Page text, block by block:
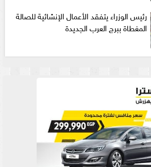
رئيس الوزراء يتفقد الأعمال الإنشائية للصالة
المغطاة ببرج العرب الجديدة